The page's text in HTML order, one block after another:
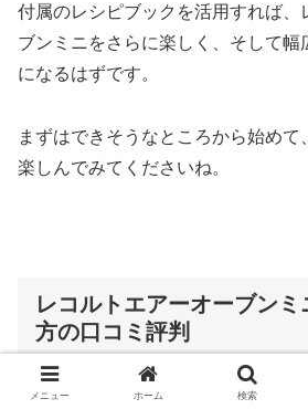
付属のレシピブックを活用すれば、
ブンミニをさらに楽しく、そして幅
になるはずです。
まずはできそうなところから始めて
楽しんでみてくださいね。
レコルトエアーオーブン
方の口コミ評判
メニュー ホーム 検索